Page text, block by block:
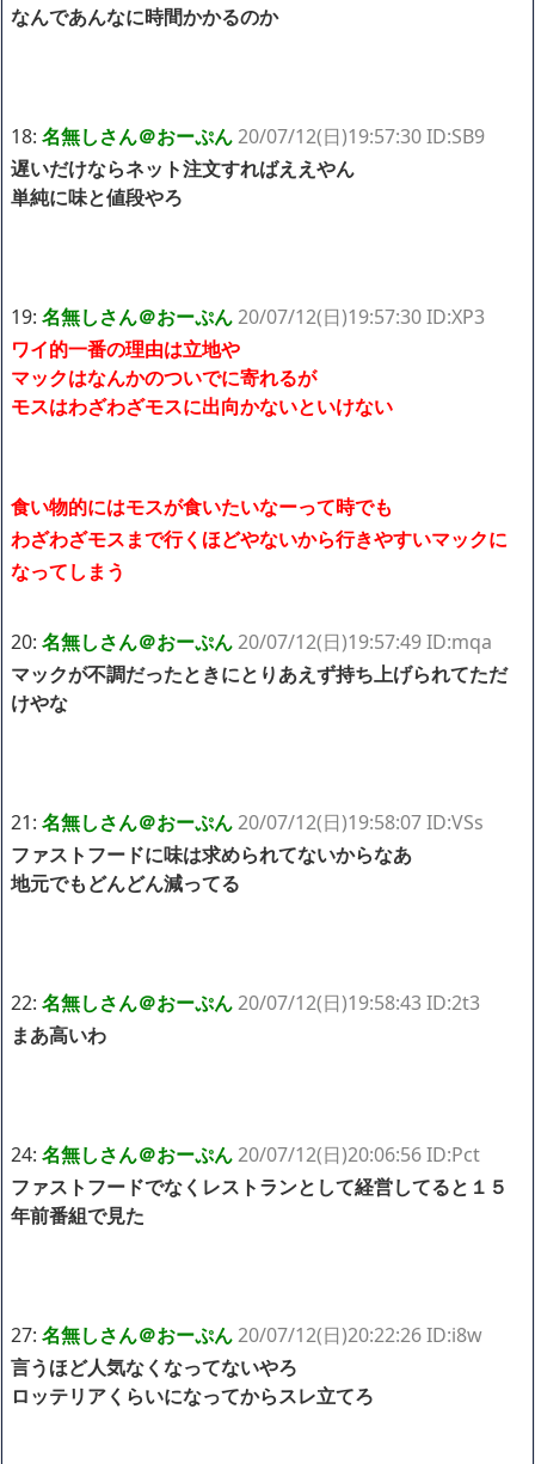
なんであんなに時間かかるのか
18: 名無しさん＠おーぷん20/07/12(日)19:57:30 ID:SB9
遅いだけならネット注文すればええやん
単純に味と値段やろ
19: 名無しさん＠おーぷん20/07/12(日)19:57:30 ID:XP3
ワイ的一番の理由は立地や
マックはなんかのついでに寄れるが
モスはわざわざモスに出向かないといけない
食い物的にはモスが食いたいなーって時でも
わざわざモスまで行くほどやないから行きやすいマックに
なってしまう
20: 名無しさん＠おーぷん20/07/12(日)19:57:49 ID:mqa
マックが不調だったときにとりあえず持ち上げられてただ
けやな
21: 名無しさん＠おーぷん20/07/12(日)19:58:07 ID:VSs
ファストフードに味は求められてないからなあ
地元でもどんどん減ってる
22: 名無しさん＠おーぷん20/07/12(日)19:58:43 ID:2t3
まあ高いわ
24: 名無しさん＠おーぷん20/07/12(日)20:06:56 ID:Pct
ファストフードでなくレストランとして経営してると１５
年前番組で見た
27: 名無しさん＠おーぷん20/07/12(日)20:22:26 ID:i8w
言うほど人気なくなってないやろ
ロッテリアくらいになってからスレ立てろ